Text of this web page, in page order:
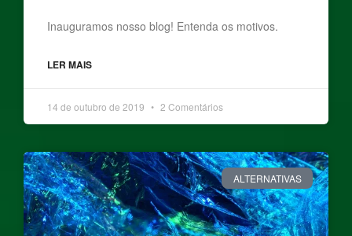
Inauguramos nosso blog! Entenda os motivos.
LER MAIS
14 de outubro de 2019 2 Comentários
ALTERNATIVAS